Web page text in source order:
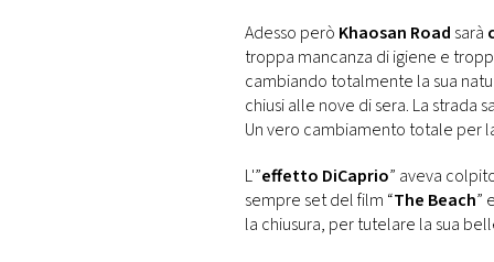
Adesso però Khaosan Road sarà
troppa mancanza di igiene e
cambiando totalmente la sua
chiusi alle nove di sera. La strada
Un vero cambiamento totale per
L'”effetto DiCaprio” aveva
sempre set del film “The Beach”
la chiusura, per tutelare la sua